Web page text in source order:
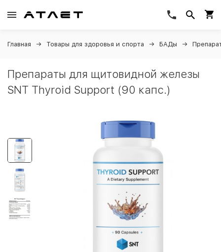
Главная Товары для здоровья и спорта БАДы
Препараты для щитовидной железы
SNT Thyroid Support (90 капс.)